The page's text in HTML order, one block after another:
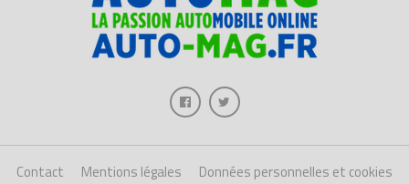
Contact Mentions légales Données personnelles et cookies